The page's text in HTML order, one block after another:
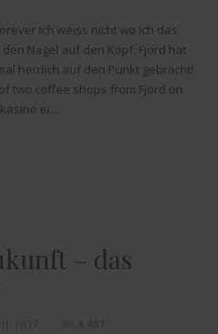
Ich weiss nicht wo ich das
Nagel auf den Kopf. Fjord hat
herrlich auf den Punkt gebracht!
two coffee shops from Fjord on
ei…
– das